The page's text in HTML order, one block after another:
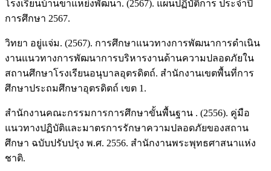
โรงเรียนบ้านขาแหย่งพัฒนา. (2567). แผนปฏิบัติการ ประจำปี
การศึกษา 2567.
วิทยา อยู่แจ่ม. (2567). การศึกษาแนวทางการพัฒนาการดำเนิน
งานแนวทางการพัฒนาการบริหารงานด้านความปลอดภัยใน
สถานศึกษาโรงเรียนอนุบาลอุตรดิตถ์. สำนักงานเขตพื้นที่การ
ศึกษาประถมศึกษาอุตรดิตถ์ เขต 1.
สำนักงานคณะกรรมการการศึกษาขั้นพื้นฐาน . (2556). คู่มือ
แนวทางปฏิบัติและมาตรการรักษาความปลอดภัยของสถาน
ศึกษา ฉบับปรับปรุง พ.ศ. 2556. สำนักงานพระพุทธศาสนาแห่ง
ชาติ.